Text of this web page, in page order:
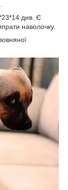
див. Є
наволочку.